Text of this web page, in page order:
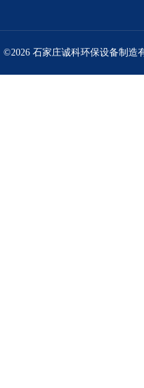
©2026 石家庄诚科环保设备制造